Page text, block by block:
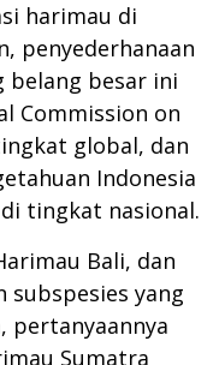
harimau di
penyederhanaan
belang besar ini
Commission on
global, dan
Indonesia
tingkat nasional.
Bali, dan
subspesies yang
pertanyaannya
Sumatra